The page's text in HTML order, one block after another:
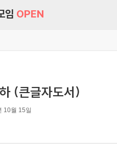
임 OPEN
(큰글자도서)
10월 15일